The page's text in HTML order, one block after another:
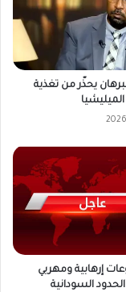
يحذّر من تغذية
إرهابية ومهربي
السودانية